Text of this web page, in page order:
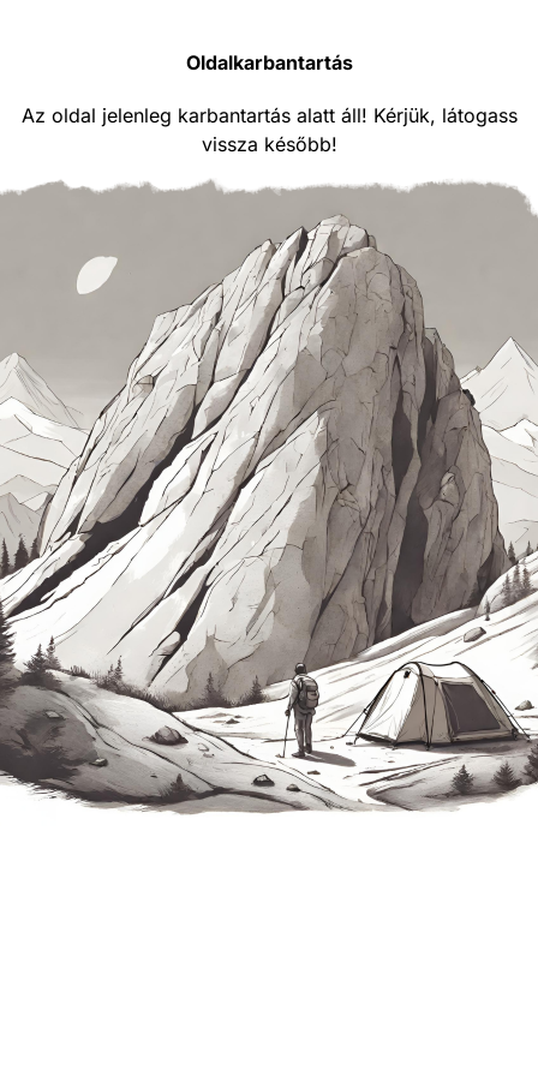
Oldalkarbantartás
Az oldal jelenleg karbantartás alatt áll! Kérjük, látogass
vissza később!